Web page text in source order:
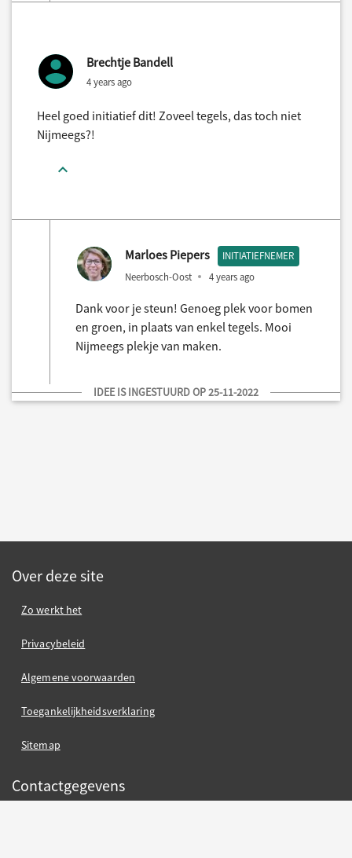
Brechtje Bandell
4 years ago
Heel goed initiatief dit! Zoveel tegels, das toch niet
Nijmeegs?!
Marloes Piepers INITIATIEFNEMER
Neerbosch-Oost 4 years ago
Dank voor je steun! Genoeg plek voor bomen
en groen, in plaats van enkel tegels. Mooi
Nijmeegs plekje van maken.
IDEE IS INGESTUURD OP 25-11-2022
Over deze site
Zo werkt het
Privacybeleid
Algemene voorwaarden
Toegankelijkheidsverklaring
Sitemap
Contactgegevens